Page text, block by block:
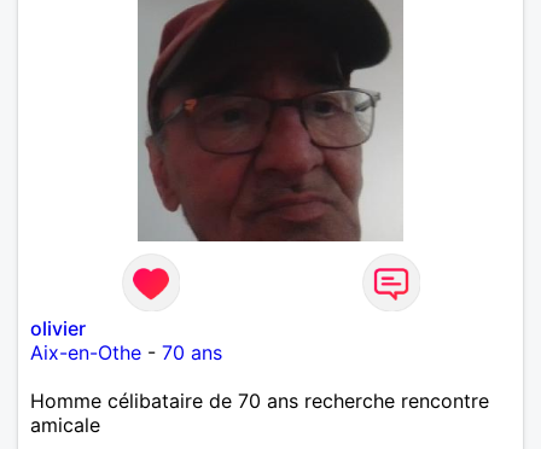
olivier
Aix-en-Othe - 70 ans
Homme célibataire de 70 ans recherche rencontre
amicale